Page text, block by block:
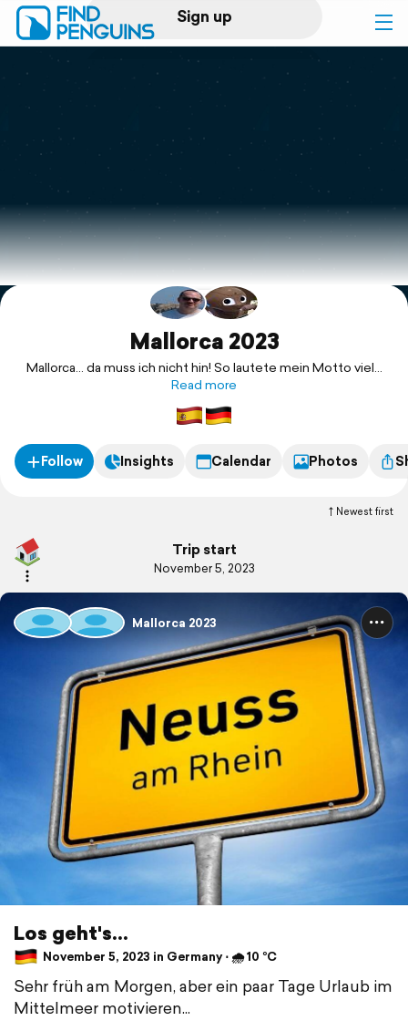
Sign up
Log in
Print a book
Flyover video
Explore
Mallorca 2023
Mallorca... da muss ich nicht hin! So lautete mein Motto viele
Jahre. Nun ja, irgendwann musste dann doch mal eine Reise
dorthin unternommen werden. Aber außerhalb der
Hauptreisezeit und abseits des Kneipentourismus...
Read more
Follow Insights Calendar Photos
Newest first
Trip start
November 5, 2023
Mallorca 2023
Los geht's...
November 5, 2023 in Germany ⋅ 🌧 10 °C
Sehr früh am Morgen, aber ein paar Tage Urlaub im
Mittelmeer motivieren...